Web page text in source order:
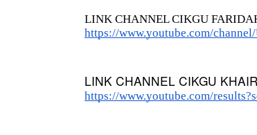
LINK CHANNEL CIKGU
https://www.youtube.com/
LINK CHANNEL CIKGU
https://www.youtube.com/